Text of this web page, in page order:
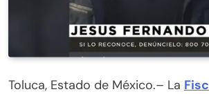
Toluca, Estado de México.– La